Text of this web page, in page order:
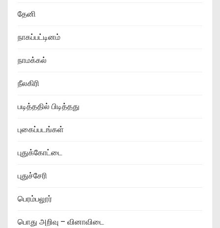
தேனி
நாகப்பட்டினம்
நாமக்கல்
நீலகிரி
படித்ததில் பிடித்தது
புகைப்படங்கள்
புதுக்கோட்டை
புதுச்சேரி
பெரம்பலூர்
பொது அறிவு – வினாவிடை